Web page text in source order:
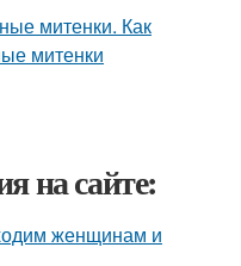
на сайте:
женщинам и